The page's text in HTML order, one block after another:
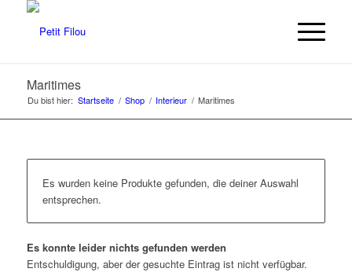
Maritimes
Du bist hier: Startseite / Shop / Interieur / Maritimes
Es wurden keine Produkte gefunden, die deiner Auswahl
entsprechen.
Es konnte leider nichts gefunden werden
Entschuldigung, aber der gesuchte Eintrag ist nicht verfügbar.